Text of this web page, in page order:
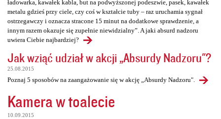
ładowarka, kawałek kabla, but na podwyższonej podeszwie, pasek, kawałek
metalu gdzieś przy ciele, czy coś w kształcie tuby – raz uruchamia sygnał
ostrzegawczy i oznacza stracone 15 minut na dodatkowe sprawdzenie, a
innym razem okazuje się zupełnie niewidzialny”. A jaki absurd nadzoru
uwiera Ciebie najbardziej?
Jak wziąć udział w akcji „Absurdy Nadzoru"?
25.08.2015
Poznaj 5 sposobów na zaangażowanie się w akcję „Absurdy Nadzoru".
Kamera w toalecie
10.09.2015